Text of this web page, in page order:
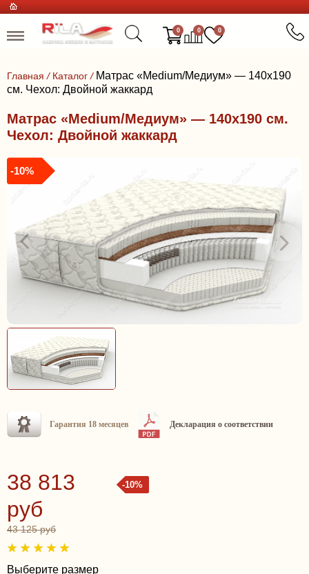
0 0 0
Главная / Каталог / Матрас «Medium/Медиум» — 140x190
см. Чехол: Двойной жаккард
Матрас «Medium/Медиум» — 140x190 см.
Чехол: Двойной жаккард
-10%
Гарантия 18 месяцев Декларация о соответствии
-10%
38 813
руб
43 125 руб
Выберите размер